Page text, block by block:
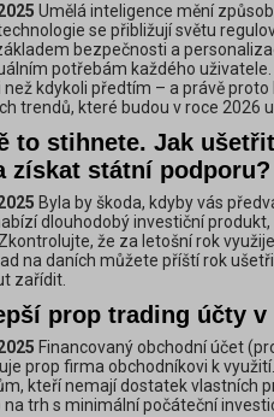
Umělá inteligence mění
se přibližují světu
bezpečnosti a
potřebám každého
než kdykoli předtím – a právě
trendů, které budou v roce 2026
to stihnete. Jak
získat státní podporu?
Byla by škoda, kdyby vás
dlouhodobý investiční
že za letošní rok
na daních můžete příští rok
zařídit.
prop trading účty v
Financovaný obchodní účet
prop firma obchodníkovi k
kteří nemají dostatek vlastních
na trh s minimální počáteční